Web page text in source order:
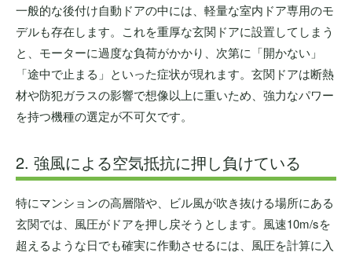
一般的な後付け自動ドアの中には、軽量な室内ドア専用のモ
デルも存在します。これを重厚な玄関ドアに設置してしまう
と、モーターに過度な負荷がかかり、次第に「開かない」
「途中で止まる」といった症状が現れます。玄関ドアは断熱
材や防犯ガラスの影響で想像以上に重いため、強力なパワー
を持つ機種の選定が不可欠です。
2. 強風による空気抵抗に押し負けている
特にマンションの高層階や、ビル風が吹き抜ける場所にある
玄関では、風圧がドアを押し戻そうとします。風速10m/sを
超えるような日でも確実に作動させるには、風圧を計算に入